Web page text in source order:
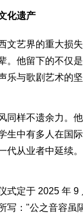
化遗产
文艺界的重大损
。他留下的不仅
乐与歌剧艺术的坚
同样不遗余力。
生中有多人在国
代从业者中延续。
式定于 2025 年
写："公之音容虽